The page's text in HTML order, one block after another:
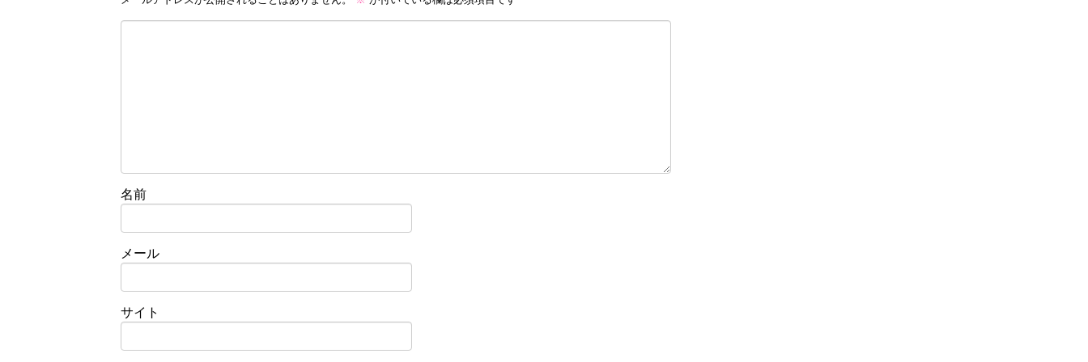
名前
メール
サイト